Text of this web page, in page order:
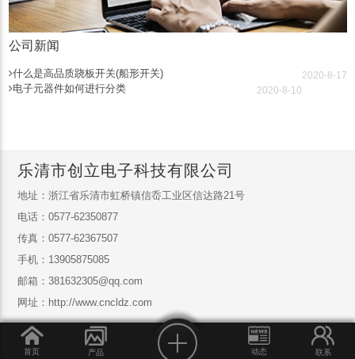
公司新闻
什么是高品质跷板开关(船形开关) 2020-8-17
电子元器件如何进行分类 2020-8-10
乐清市创立电子科技有限公司
地址：浙江省乐清市虹桥镇信岙工业区信达路21号
电话：0577-62350877
传真：0577-62367507
手机：13905875085
邮箱：381632305@qq.com
网址：http://www.cncldz.com
首页 产品 动态 联系